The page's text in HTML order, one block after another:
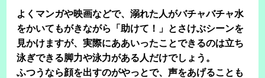
よくマンガや映画などで、溺れた人がバチャバチャ水
をかいてもがきながら「助けて！」とさけぶシーンを
見かけますが、実際にああいったことできるのは立ち
泳ぎできる脚力や泳力がある人だけでしょう。
ふつうなら顔を出すのがやっとで、声をあげることも